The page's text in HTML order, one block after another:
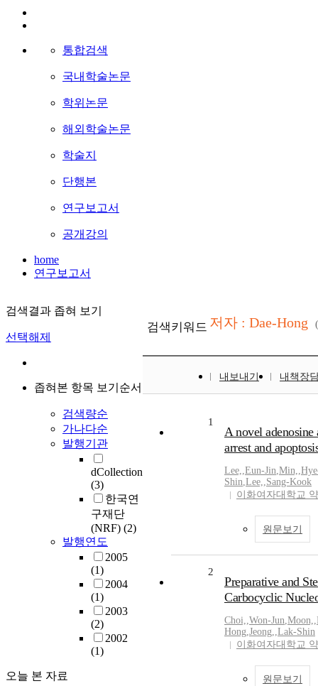
통합검색
국내학술논문
학위논문
해외학술논문
학술지
단행본
연구보고서
공개강의
home
연구보고서
검색결과 좁혀 보기
선택해제
좁혀본 항목 보기순서
검색량순
가나다순
발행기관
dCollection
(3)
한국연
구재단
(NRF) (2)
발행연도
2005
(1)
2004
(1)
2003
(2)
2002
(1)
오늘 본 자료
검색키워드 저자 : Dae-Hong
내보내기 내책장
1
A novel
arrest and
Lee,,Eun-Jin,Min,,
Shin,Lee,,Sang-Kook
이화여자대학교
원문보기
2
Preparative and
Carbocyclic
Choi,,Won-Jun,Moon,,
Hong,Jeong,,Lak-Shin
이화여자대학교
원문보기